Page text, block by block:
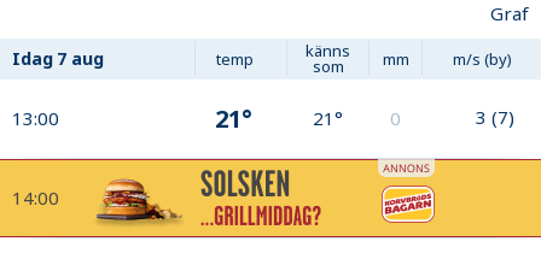
Graf
Idag 7 aug temp känns
som mm m/s (by)
13:00 21° 21° 0 3 (7)
14:00